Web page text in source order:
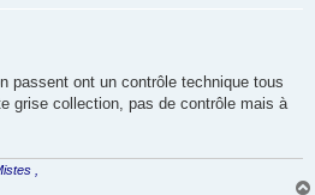
passent ont un contrôle technique tous
grise collection, pas de contrôle mais à
,